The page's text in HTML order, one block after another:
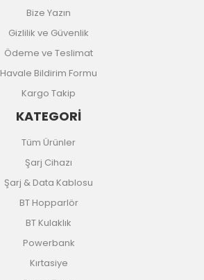
Bize Yazın
Gizlilik ve Güvenlik
Ödeme ve Teslimat
Havale Bildirim Formu
Kargo Takip
KATEGORİ
Tüm Ürünler
Şarj Cihazı
Şarj & Data Kablosu
BT Hopparlör
BT Kulaklık
Powerbank
Kırtasiye